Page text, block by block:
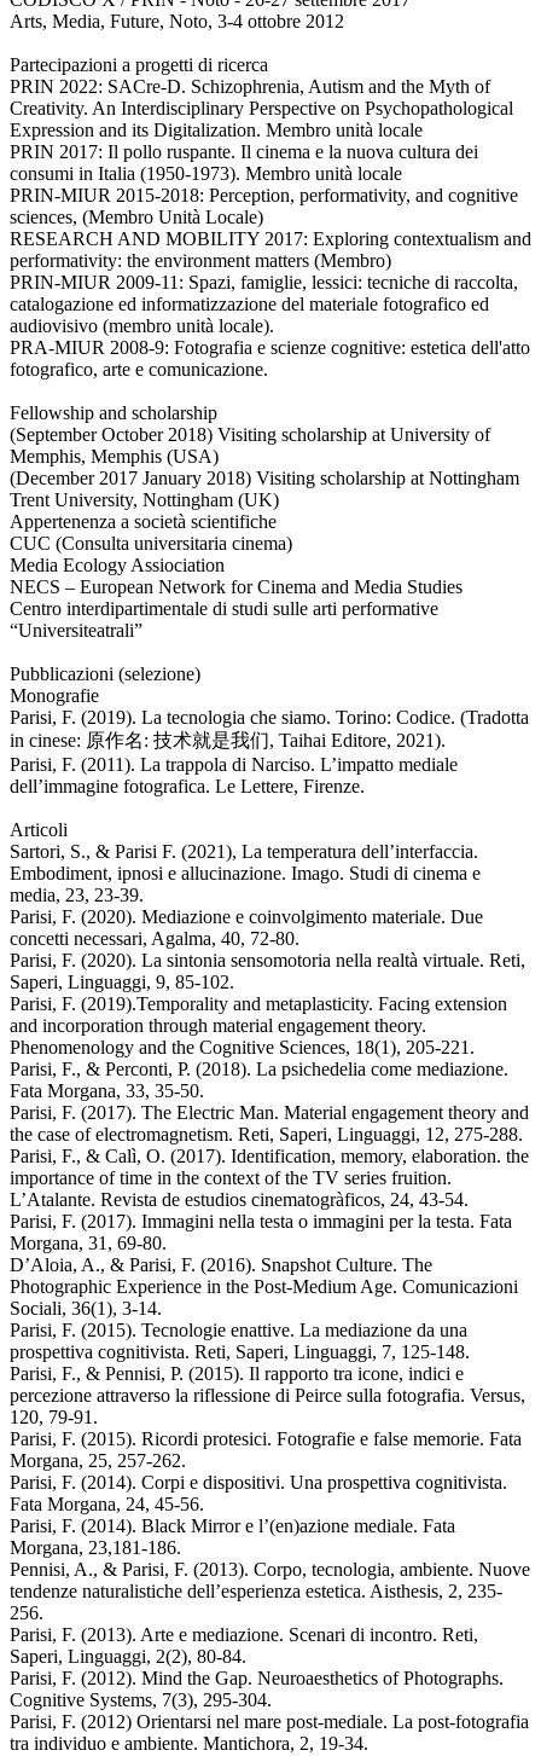
Arts, Media, Future, Noto, 3-4 ottobre 2012
Partecipazioni a progetti di ricerca
PRIN 2022: SACre-D. Schizophrenia, Autism and the Myth of
Creativity. An Interdisciplinary Perspective on Psychopathological
Expression and its Digitalization. Membro unità locale
PRIN 2017: Il pollo ruspante. Il cinema e la nuova cultura dei
consumi in Italia (1950-1973). Membro unità locale
PRIN-MIUR 2015-2018: Perception, performativity, and cognitive
sciences, (Membro Unità Locale)
RESEARCH AND MOBILITY 2017: Exploring contextualism and
performativity: the environment matters (Membro)
PRIN-MIUR 2009-11: Spazi, famiglie, lessici: tecniche di raccolta,
catalogazione ed informatizzazione del materiale fotografico ed
audiovisivo (membro unità locale).
PRA-MIUR 2008-9: Fotografia e scienze cognitive: estetica dell'atto
fotografico, arte e comunicazione.
Fellowship and scholarship
(September October 2018) Visiting scholarship at University of
Memphis, Memphis (USA)
(December 2017 January 2018) Visiting scholarship at Nottingham
Trent University, Nottingham (UK)
Appertenenza a società scientifiche
CUC (Consulta universitaria cinema)
Media Ecology Assiociation
NECS – European Network for Cinema and Media Studies
Centro interdipartimentale di studi sulle arti performative
“Universiteatrali”
Pubblicazioni (selezione)
Monografie
Parisi, F. (2019). La tecnologia che siamo. Torino: Codice. (Tradotta
in cinese: 原作名: 技术就是我们, Taihai Editore, 2021).
Parisi, F. (2011). La trappola di Narciso. L’impatto mediale
dell’immagine fotografica. Le Lettere, Firenze.
Articoli
Sartori, S., & Parisi F. (2021), La temperatura dell’interfaccia.
Embodiment, ipnosi e allucinazione. Imago. Studi di cinema e
media, 23, 23-39.
Parisi, F. (2020). Mediazione e coinvolgimento materiale. Due
concetti necessari, Agalma, 40, 72-80.
Parisi, F. (2020). La sintonia sensomotoria nella realtà virtuale. Reti,
Saperi, Linguaggi, 9, 85-102.
Parisi, F. (2019).Temporality and metaplasticity. Facing extension
and incorporation through material engagement theory.
Phenomenology and the Cognitive Sciences, 18(1), 205-221.
Parisi, F., & Perconti, P. (2018). La psichedelia come mediazione.
Fata Morgana, 33, 35-50.
Parisi, F. (2017). The Electric Man. Material engagement theory and
the case of electromagnetism. Reti, Saperi, Linguaggi, 12, 275-288.
Parisi, F., & Calì, O. (2017). Identification, memory, elaboration. the
importance of time in the context of the TV series fruition.
L’Atalante. Revista de estudios cinematogràficos, 24, 43-54.
Parisi, F. (2017). Immagini nella testa o immagini per la testa. Fata
Morgana, 31, 69-80.
D’Aloia, A., & Parisi, F. (2016). Snapshot Culture. The
Photographic Experience in the Post-Medium Age. Comunicazioni
Sociali, 36(1), 3-14.
Parisi, F. (2015). Tecnologie enattive. La mediazione da una
prospettiva cognitivista. Reti, Saperi, Linguaggi, 7, 125-148.
Parisi, F., & Pennisi, P. (2015). Il rapporto tra icone, indici e
percezione attraverso la riflessione di Peirce sulla fotografia. Versus,
120, 79-91.
Parisi, F. (2015). Ricordi protesici. Fotografie e false memorie. Fata
Morgana, 25, 257-262.
Parisi, F. (2014). Corpi e dispositivi. Una prospettiva cognitivista.
Fata Morgana, 24, 45-56.
Parisi, F. (2014). Black Mirror e l’(en)azione mediale. Fata
Morgana, 23,181-186.
Pennisi, A., & Parisi, F. (2013). Corpo, tecnologia, ambiente. Nuove
tendenze naturalistiche dell’esperienza estetica. Aisthesis, 2, 235-
256.
Parisi, F. (2013). Arte e mediazione. Scenari di incontro. Reti,
Saperi, Linguaggi, 2(2), 80-84.
Parisi, F. (2012). Mind the Gap. Neuroaesthetics of Photographs.
Cognitive Systems, 7(3), 295-304.
Parisi, F. (2012) Orientarsi nel mare post-mediale. La post-fotografia
tra individuo e ambiente. Mantichora, 2, 19-34.